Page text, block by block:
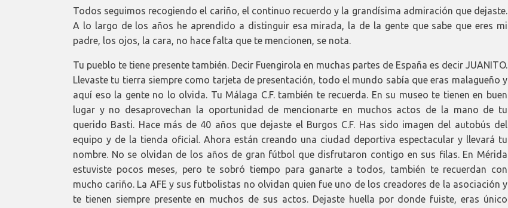
Todos seguimos recogiendo el cariño, el continuo recuerdo y la grandísima admiración que dejaste.
A lo largo de los años he aprendido a distinguir esa mirada, la de la gente que sabe que eres mi
padre, los ojos, la cara, no hace falta que te mencionen, se nota.
Tu pueblo te tiene presente también. Decir Fuengirola en muchas partes de España es decir JUANITO.
Llevaste tu tierra siempre como tarjeta de presentación, todo el mundo sabía que eras malagueño y
aquí eso la gente no lo olvida. Tu Málaga C.F. también te recuerda. En su museo te tienen en buen
lugar y no desaprovechan la oportunidad de mencionarte en muchos actos de la mano de tu
querido Basti. Hace más de 40 años que dejaste el Burgos C.F. Has sido imagen del autobús del
equipo y de la tienda oficial. Ahora están creando una ciudad deportiva espectacular y llevará tu
nombre. No se olvidan de los años de gran fútbol que disfrutaron contigo en sus filas. En Mérida
estuviste pocos meses, pero te sobró tiempo para ganarte a todos, también te recuerdan con
mucho cariño. La AFE y sus futbolistas no olvidan quien fue uno de los creadores de la asociación y
te tienen siempre presente en muchos de sus actos. Dejaste huella por donde fuiste, eras único